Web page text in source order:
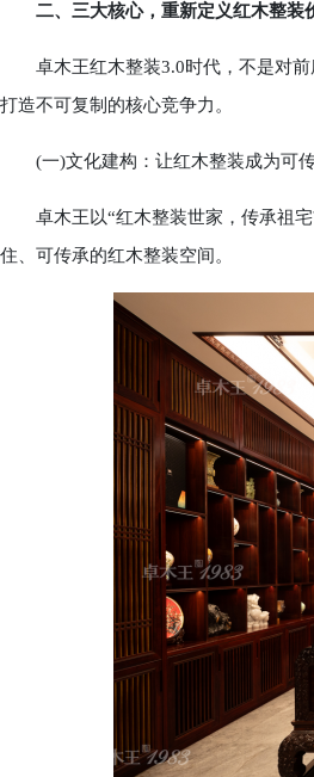
二、三大核心，重新定义红木整装
卓木王红木整装3.0时代，不是对前
打造不可复制的核心竞争力。
(一)文化建构：让红木整装成为可
卓木王以“红木整装世家，传承祖宅
住、可传承的红木整装空间。